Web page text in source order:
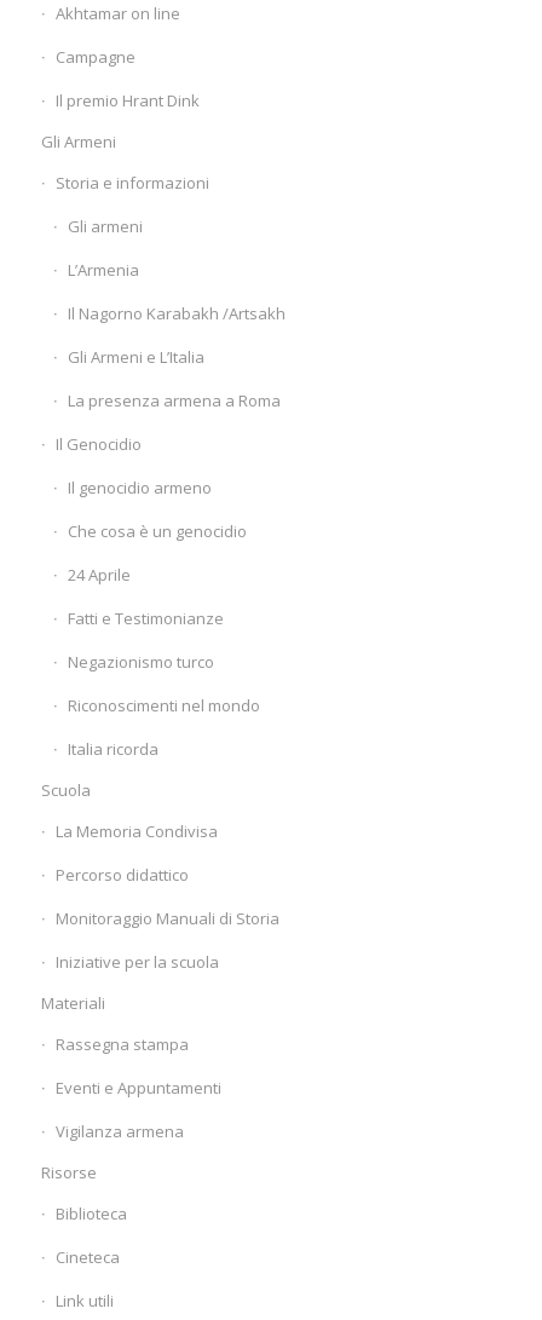
Akhtamar on line
Campagne
Il premio Hrant Dink
Gli Armeni
Storia e informazioni
Gli armeni
L’Armenia
Il Nagorno Karabakh /Artsakh
Gli Armeni e L’Italia
La presenza armena a Roma
Il Genocidio
Il genocidio armeno
Che cosa è un genocidio
24 Aprile
Fatti e Testimonianze
Negazionismo turco
Riconoscimenti nel mondo
Italia ricorda
Scuola
La Memoria Condivisa
Percorso didattico
Monitoraggio Manuali di Storia
Iniziative per la scuola
Materiali
Rassegna stampa
Eventi e Appuntamenti
Vigilanza armena
Risorse
Biblioteca
Cineteca
Link utili